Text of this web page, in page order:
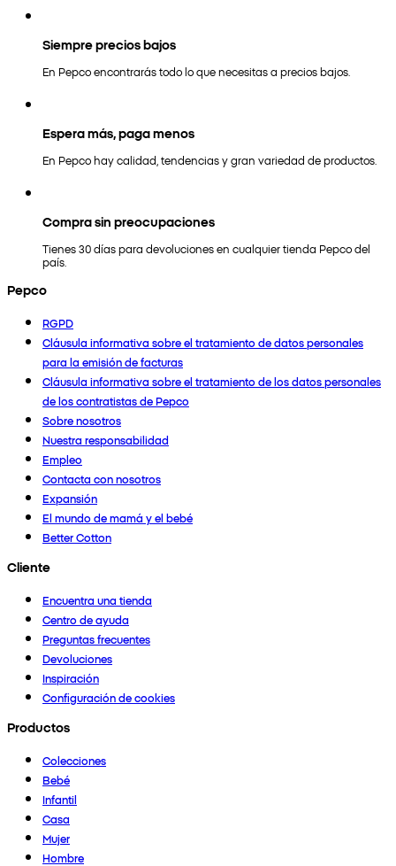
Siempre precios bajos
En Pepco encontrarás todo lo que necesitas a precios bajos.
Espera más, paga menos
En Pepco hay calidad, tendencias y gran variedad de productos.
Compra sin preocupaciones
Tienes 30 días para devoluciones en cualquier tienda Pepco del
país.
Pepco
RGPD
Cláusula informativa sobre el tratamiento de datos personales
para la emisión de facturas
Cláusula informativa sobre el tratamiento de los datos personales
de los contratistas de Pepco
Sobre nosotros
Nuestra responsabilidad
Empleo
Contacta con nosotros
Expansión
El mundo de mamá y el bebé
Better Cotton
Cliente
Encuentra una tienda
Centro de ayuda
Preguntas frecuentes
Devoluciones
Inspiración
Configuración de cookies
Productos
Colecciones
Bebé
Infantil
Casa
Mujer
Hombre